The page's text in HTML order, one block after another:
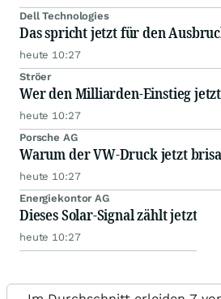
Dell Technologies
Das spricht jetzt für den
heute 10:27
Ströer
Wer den Milliarden-Einstieg
heute 10:27
Porsche AG
Warum der VW-Druck jetzt
heute 10:27
Energiekontor AG
Dieses Solar-Signal zählt jetzt
heute 10:27